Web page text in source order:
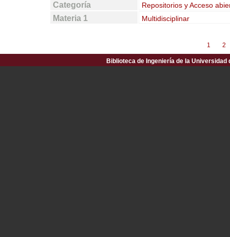
Categoría Repositorios y Acceso
Materia 1 Multidisciplinar
1 2
Biblioteca de Ingeniería de la